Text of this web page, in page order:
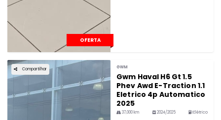
OFERTA
Compartilhar GWM
Gwm Haval H6 Gt 1.5
Phev Awd E-Traction 1.1
Eletrico 4p Automatico
2025
37,000 km 2024/2025 Elétrico